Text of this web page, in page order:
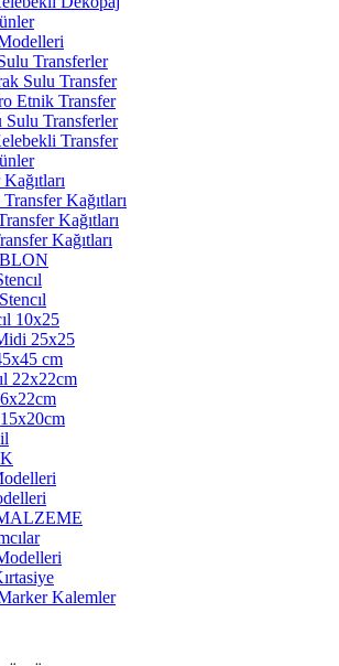
Transferler
Sulu Transfer
Etnik Transfer
Transferler
Transfer
Kağıtları
Kağıtları
Kağıtları
10x25
25x25
cm
22x22cm
Kalemler